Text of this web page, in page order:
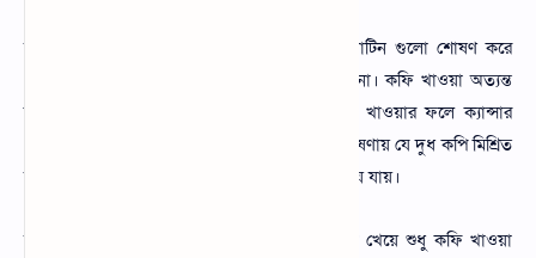
তবে কফি ও দুধ মেশানোর কারণে কফি দুধের প্রোটিন গুলো শোষণ করে
ফেলে যার কারণে দুধের পুরোপুরি পুষ্টি পাওয়া যায় না। কফি খাওয়া অত্যন্ত
উপকারী যাদের ক্যান্সার রয়েছে তাদের গরম কফি খাওয়ার ফলে ক্যান্সার
কোষগুলো বৃদ্ধি পাই। এছাড়া দেখা গেছে বিভিন্ন গবেষণায় যে দুধ কপি মিশ্রিত
ভাবে খাওয়ার মাধ্যমে মানুষের শরীরের ওজন বৃদ্ধি হয়ে যায়।
অনেকেই নিষেধ করেন যে দুধ ও কপি একসাথে না খেয়ে শুধু কফি খাওয়া